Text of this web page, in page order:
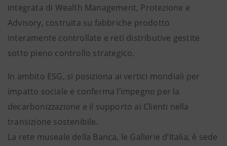
integrata di Wealth Management, Protezione e
Advisory, costruita su fabbriche prodotto
interamente controllate e reti distributive gestite
sotto pieno controllo strategico.
In ambito ESG, si posiziona ai vertici mondiali per
impatto sociale e conferma l’impegno per la
decarbonizzazione e il supporto ai Clienti nella
transizione sostenibile.
La rete museale della Banca, le Gallerie d’Italia, è sede